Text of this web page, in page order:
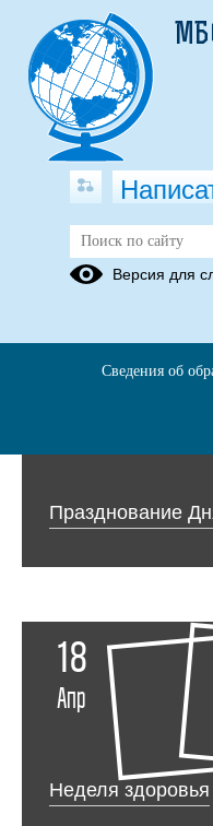
Фотоальбомы
Празднование
18
Апр
Неделя здоровья
Версия для
Сведения об